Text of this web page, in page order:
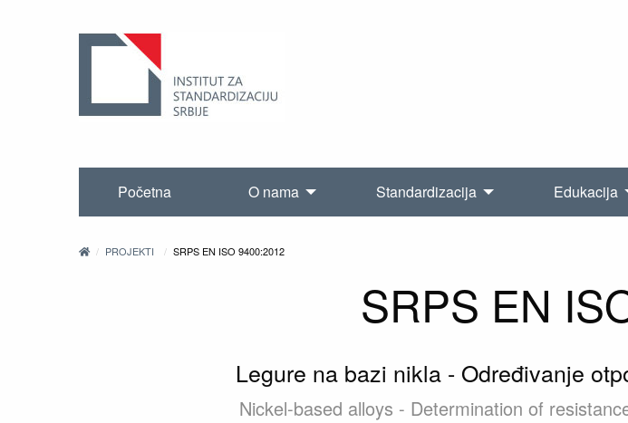
Početna O nama Standardizacija Edukacija
PROJEKTI SRPS EN ISO 9400:2012
SRPS EN
Legure na bazi nikla - Određivanje
Nickel-based alloys - Determination of